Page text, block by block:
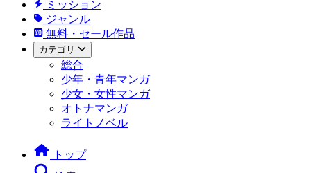
ミッション
ジャンル
無料・セール作品
カテゴリ
総合
少年・青年マンガ
少女・女性マンガ
オトナマンガ
ライトノベル
トップ